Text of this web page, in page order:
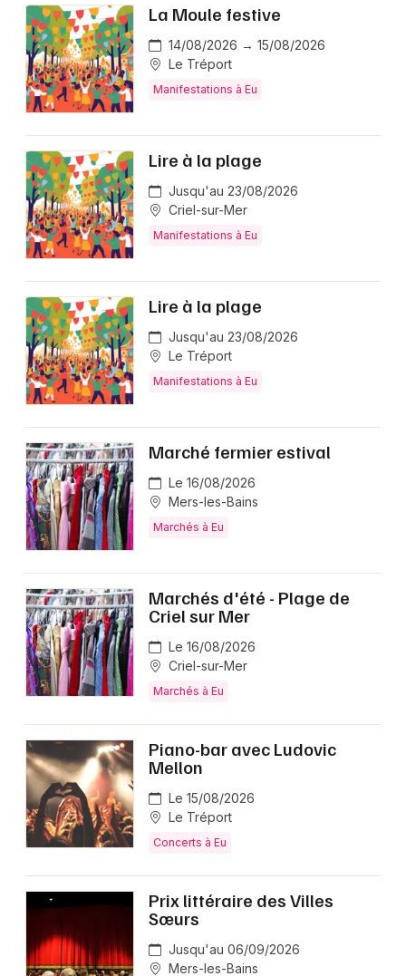
La Moule festive
14/08/2026 → 15/08/2026
Le Tréport
Manifestations à Eu
Lire à la plage
Jusqu'au 23/08/2026
Criel-sur-Mer
Manifestations à Eu
Lire à la plage
Jusqu'au 23/08/2026
Le Tréport
Manifestations à Eu
Marché fermier estival
Le 16/08/2026
Mers-les-Bains
Marchés à Eu
Marchés d'été - Plage de
Criel sur Mer
Le 16/08/2026
Criel-sur-Mer
Marchés à Eu
Piano-bar avec Ludovic
Mellon
Le 15/08/2026
Le Tréport
Concerts à Eu
Prix littéraire des Villes
Sœurs
Jusqu'au 06/09/2026
Mers-les-Bains